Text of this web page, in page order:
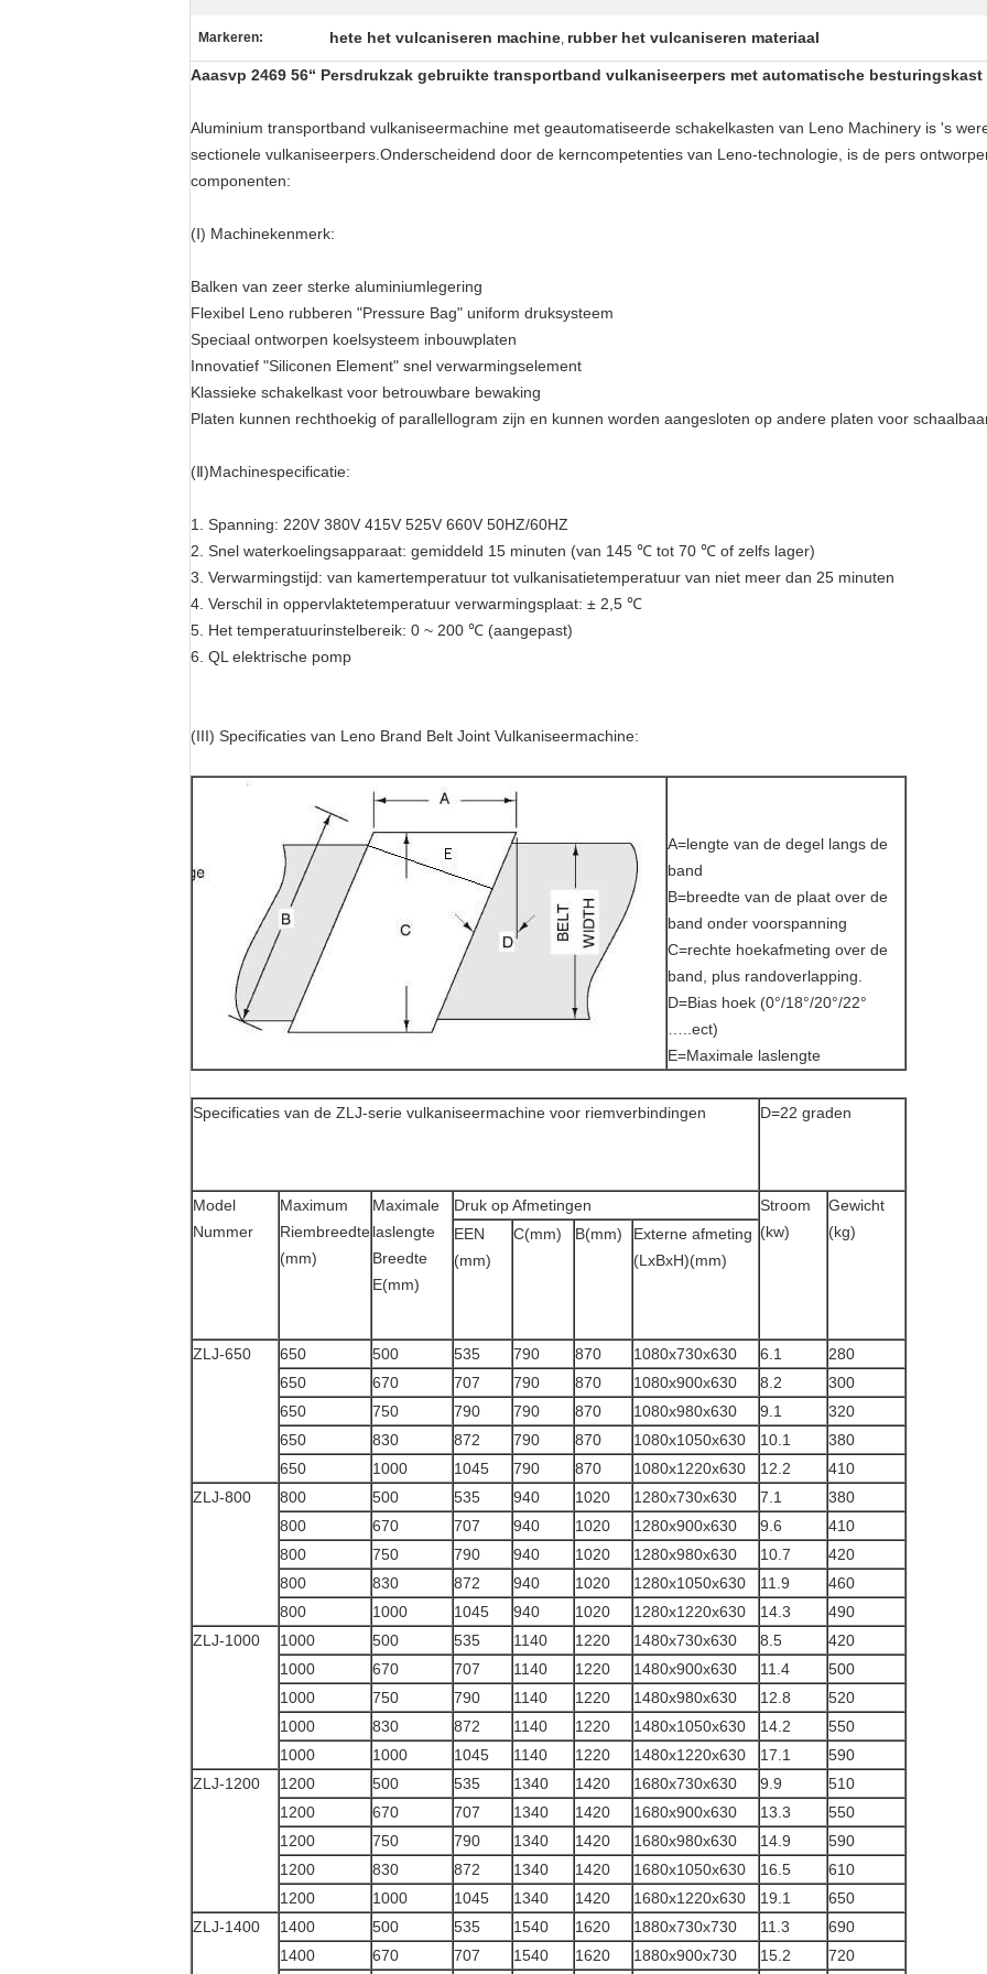
Markeren: hete het vulcaniseren machine, rubber het vulcaniseren materiaal
Aaasvp 2469 56“ Persdrukzak gebruikte transportband vulkaniseerpers met automatische
Aluminium transportband vulkaniseermachine met geautomatiseerde schakelkasten van Leno Machinery is 's
sectionele vulkaniseerpers.Onderscheidend door de kerncompetenties van Leno-technologie, is de pers
componenten:
(Ⅰ) Machinekenmerk:
Balken van zeer sterke aluminiumlegering
Flexibel Leno rubberen "Pressure Bag" uniform druksysteem
Speciaal ontworpen koelsysteem inbouwplaten
Innovatief "Siliconen Element" snel verwarmingselement
Klassieke schakelkast voor betrouwbare bewaking
Platen kunnen rechthoekig of parallellogram zijn en kunnen worden aangesloten op andere platen voor
(Ⅱ)Machinespecificatie:
1. Spanning: 220V 380V 415V 525V 660V 50HZ/60HZ
2. Snel waterkoelingsapparaat: gemiddeld 15 minuten (van 145 ℃ tot 70 ℃ of zelfs lager)
3. Verwarmingstijd: van kamertemperatuur tot vulkanisatietemperatuur van niet meer dan 25 minuten
4. Verschil in oppervlaktetemperatuur verwarmingsplaat: ± 2,5 ℃
5. Het temperatuurinstelbereik: 0 ~ 200 ℃ (aangepast)
6. QL elektrische pomp
(III) Specificaties van Leno Brand Belt Joint Vulkaniseermachine:
A=lengte van de degel langs de
band
B=breedte van de plaat over de
band onder voorspanning
C=rechte hoekafmeting over de
band, plus randoverlapping.
D=Bias hoek (0°/18°/20°/22°
…..ect)
E=Maximale laslengte
Specificaties van de ZLJ-serie vulkaniseermachine voor riemverbindingen D=22 graden
Model
Nummer
Maximum
Riembreedte
(mm)
Maximale
laslengte
Breedte
E(mm)
Druk op Afmetingen
Stroom
(kw)
Gewicht
(kg)
EEN
(mm)
C(mm) B(mm)
Externe afmeting
(LxBxH)(mm)
ZLJ-650 650 500 535 790 870 1080x730x630 6.1
280
650
670 707 790 870 1080x900x630 8.2
300
650
750 790 790 870 1080x980x630 9.1
320
650
830 872 790 870 1080x1050x630 10.1
380
650
1000 1045 790 870 1080x1220x630 12.2
410
ZLJ-800
800 500 535 940 1020 1280x730x630 7.1
380
800
670 707 940 1020 1280x900x630 9.6
410
800
750 790 940 1020 1280x980x630 10.7
420
800
830 872 940 1020 1280x1050x630 11.9
460
800
1000 1045 940 1020 1280x1220x630 14.3
490
ZLJ-1000
1000 500 535 1140 1220 1480x730x630 8.5
420
1000
670 707 1140 1220 1480x900x630 11.4
500
1000
750 790 1140 1220 1480x980x630 12.8
520
1000
830 872 1140 1220 1480x1050x630 14.2
550
1000
1000 1045 1140 1220 1480x1220x630 17.1
590
ZLJ-1200
1200 500 535 1340 1420 1680x730x630 9.9
510
1200
670 707 1340 1420 1680x900x630 13.3
550
1200
750 790 1340 1420 1680x980x630 14.9
590
1200
830 872 1340 1420 1680x1050x630 16.5
610
1200
1000 1045 1340 1420 1680x1220x630 19.1
650
ZLJ-1400
1400 500 535 1540 1620 1880x730x730 11.3
690
1400
670 707 1540 1620 1880x900x730 15.2 720